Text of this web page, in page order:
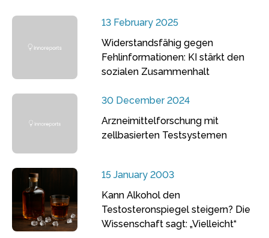
13 February 2025
Widerstandsfähig gegen
Fehlinformationen: KI stärkt den
sozialen Zusammenhalt
30 December 2024
Arzneimittelforschung mit
zellbasierten Testsystemen
15 January 2003
Kann Alkohol den
Testosteronspiegel steigern? Die
Wissenschaft sagt: „Vielleicht“